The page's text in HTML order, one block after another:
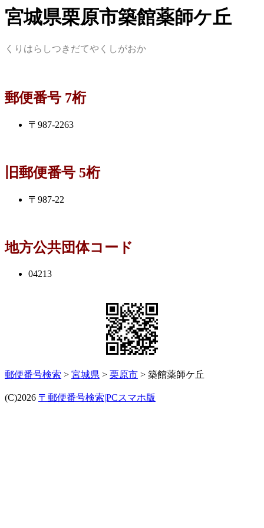
宮城県栗原市築館薬師ケ丘
くりはらしつきだてやくしがおか
郵便番号 7桁
〒987-2263
旧郵便番号 5桁
〒987-22
地方公共団体コード
04213
郵便番号検索 > 宮城県 > 栗原市 > 築館薬師ケ丘
(C)2026 〒郵便番号検索|PCスマホ版